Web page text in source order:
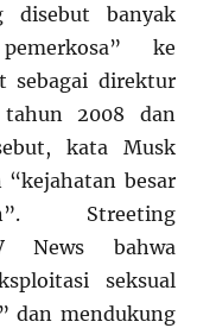
disebut banyak
ke
sebagai direktur
2008 dan
kata Musk
“kejahatan besar
Streeting
News bahwa
seksual
dan mendukung